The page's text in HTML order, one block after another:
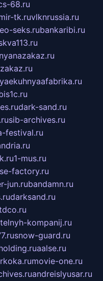
68.ru
tk.ruvlknrussia.ru
seks.rubankaribi.ru
dark-sand.ru
sib-archives.ru
festival.ru
1-mus.ru
factory.ru
jun.rubandamn.ru
darksand.ru
kompanij.ru
snow-guard.ru
aalse.ru
movie-one.ru
andreislyusar.ru